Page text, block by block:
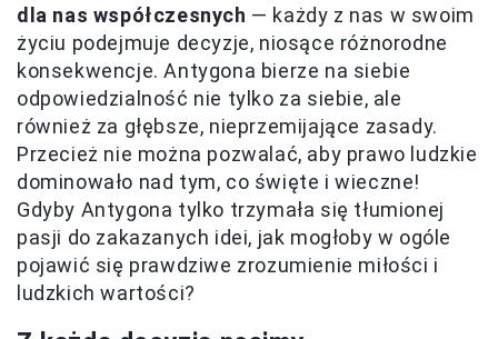
dla nas współczesnych — każdy z nas w swoim
życiu podejmuje decyzje, niosące różnorodne
konsekwencje. Antygona bierze na siebie
odpowiedzialność nie tylko za siebie, ale
również za głębsze, nieprzemijające zasady.
Przecież nie można pozwalać, aby prawo ludzkie
dominowało nad tym, co święte i wieczne!
Gdyby Antygona tylko trzymała się tłumionej
pasji do zakazanych idei, jak mogłoby w ogóle
pojawić się prawdziwe zrozumienie miłości i
ludzkich wartości?